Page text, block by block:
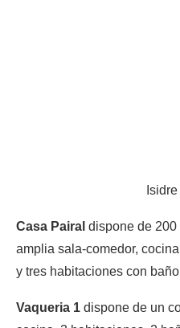
Casa Pairal dispone de 200
amplia sala-comedor,
y tres habitaciones con
Vaqueria 1 dispone de un